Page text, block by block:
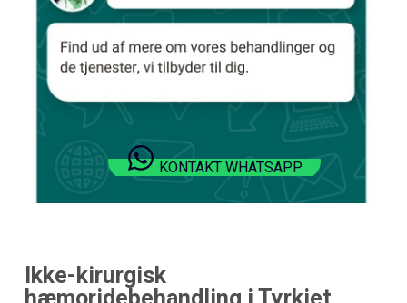
KONTAKT WHATSAPP
Ikke-kirurgisk
hæmoridebehandling i Tyrkiet